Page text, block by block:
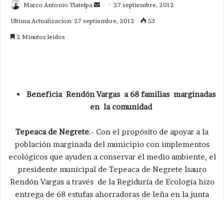
Marco Antonio Tlatelpa
Send 27 septiembre, 2012
Ultima Actualizacion: 27 septiembre, 2012 53
2 Minutos leidos
Beneficia Rendón Vargas a 68 familias marginadas
en la comunidad
Tepeaca de Negrete.- Con el propósito de apoyar a la
población marginada del municipio con implementos
ecológicos que ayuden a conservar el medio ambiente, el
presidente municipal de Tepeaca de Negrete Isauro
Rendón Vargas a través de la Regiduría de Ecología hizo
entrega de 68 estufas ahorradoras de leña en la junta